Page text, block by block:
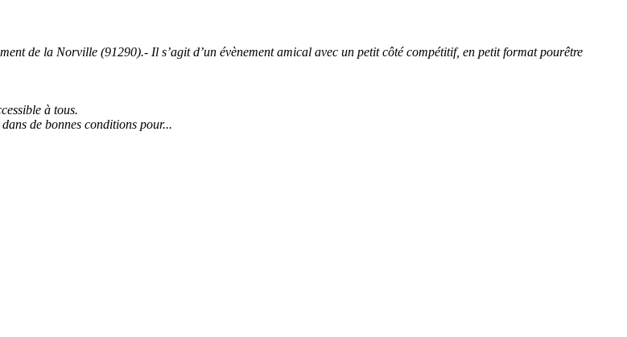
de la Norville (91290).- Il s’agit d’un évènement amical avec un petit côté compétitif, en petit format pourêtre
à tous.
de bonnes conditions pour...